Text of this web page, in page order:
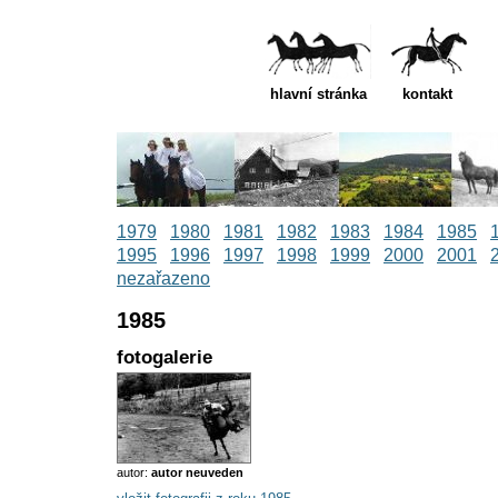
hlavní stránka kontakt
1979 1980 1981 1982 1983 1984 1985
1995
1996 1997 1998 1999 2000 2001
nezařazeno
1985
fotogalerie
autor: autor neuveden